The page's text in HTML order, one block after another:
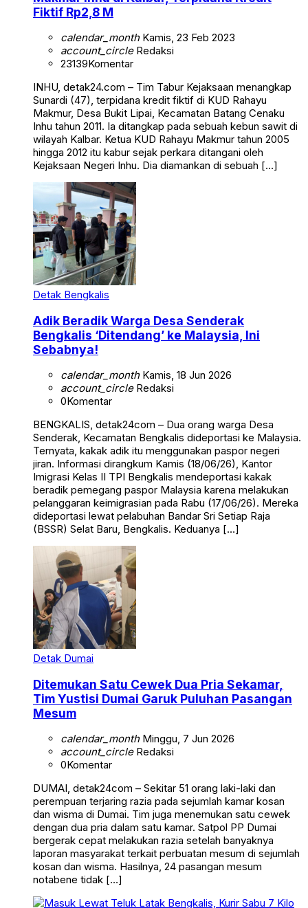
Fiktif Rp2,8 M
calendar_monthKamis, 23 Feb 2023
account_circleRedaksi
23139Komentar
INHU, detak24.com – Tim Tabur Kejaksaan menangkap
Sunardi (47), terpidana kredit fiktif di KUD Rahayu
Makmur, Desa Bukit Lipai, Kecamatan Batang Cenaku
Inhu tahun 2011. Ia ditangkap pada sebuah kebun sawit di
wilayah Kalbar. Ketua KUD Rahayu Makmur tahun 2005
hingga 2012 itu kabur sejak perkara ditangani oleh
Kejaksaan Negeri Inhu. Dia diamankan di sebuah […]
Detak Bengkalis
Adik Beradik Warga Desa Senderak
Bengkalis ‘Ditendang’ ke Malaysia, Ini
Sebabnya!
calendar_monthKamis, 18 Jun 2026
account_circleRedaksi
0Komentar
BENGKALIS, detak24com – Dua orang warga Desa
Senderak, Kecamatan Bengkalis dideportasi ke Malaysia.
Ternyata, kakak adik itu menggunakan paspor negeri
jiran. Informasi dirangkum Kamis (18/06/26), Kantor
Imigrasi Kelas II TPI Bengkalis mendeportasi kakak
beradik pemegang paspor Malaysia karena melakukan
pelanggaran keimigrasian pada Rabu (17/06/26). Mereka
dideportasi lewat pelabuhan Bandar Sri Setiap Raja
(BSSR) Selat Baru, Bengkalis. Keduanya […]
Detak Dumai
Ditemukan Satu Cewek Dua Pria Sekamar,
Tim Yustisi Dumai Garuk Puluhan Pasangan
Mesum
calendar_monthMinggu, 7 Jun 2026
account_circleRedaksi
0Komentar
DUMAI, detak24com – Sekitar 51 orang laki-laki dan
perempuan terjaring razia pada sejumlah kamar kosan
dan wisma di Dumai. Tim juga menemukan satu cewek
dengan dua pria dalam satu kamar. Satpol PP Dumai
bergerak cepat melakukan razia setelah banyaknya
laporan masyarakat terkait perbuatan mesum di sejumlah
kosan dan wisma. Hasilnya, 24 pasangan mesum
notabene tidak […]